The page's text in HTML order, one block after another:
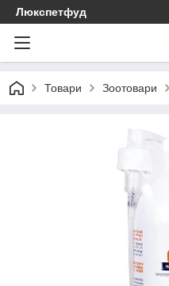
Люкспетфуд
Товари Зоотовари